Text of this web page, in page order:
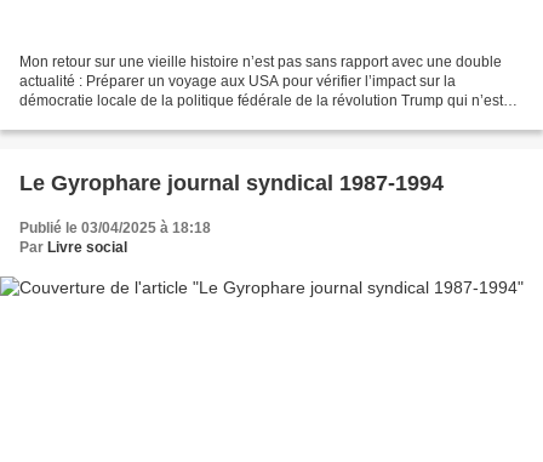
Mon retour sur une vieille histoire n’est pas sans rapport avec une double
actualité : Préparer un voyage aux USA pour vérifier l’impact sur la
démocratie locale de la politique fédérale de la révolution Trump qui n’est
Le Gyrophare journal syndical 1987-1994
Publié le 03/04/2025 à 18:18
Par Livre social